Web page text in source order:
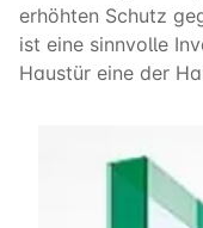
erhöhten Schutz
ist eine sinnvolle
Haustür eine der